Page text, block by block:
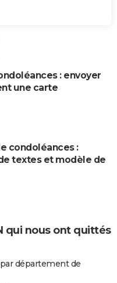
: envoyer
une carte
condoléances :
textes et modèle de
qui nous ont quittés
département de